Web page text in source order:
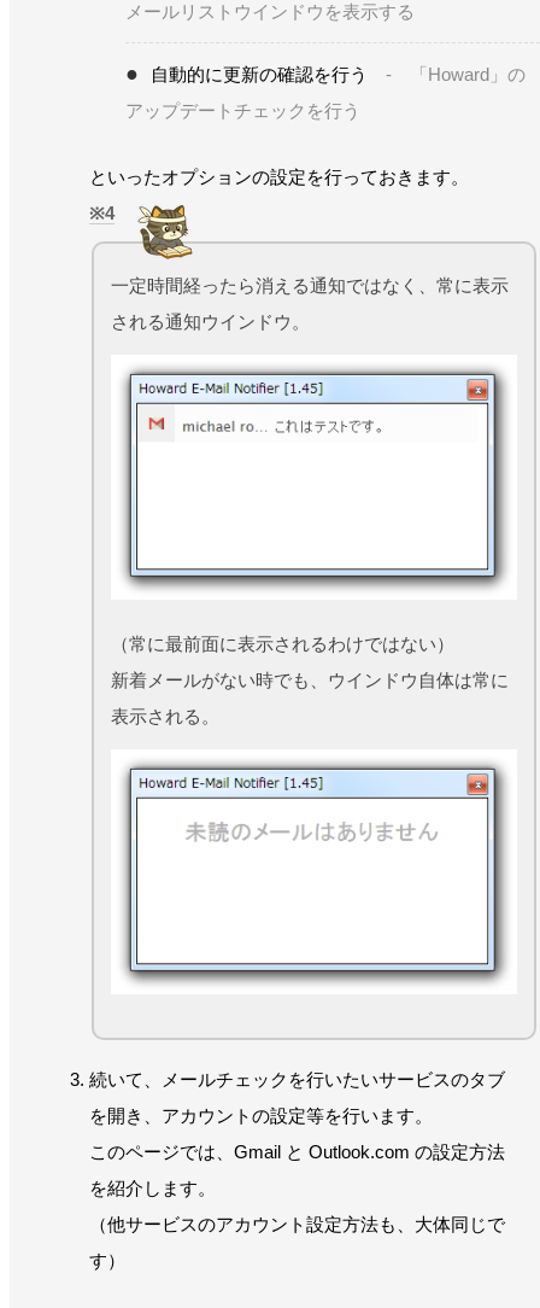
メールリストウインドウを表示する
自動的に更新の確認を行う - 「Howard」の
アップデートチェックを行う
といったオプションの設定を行っておきます。
4
一定時間経ったら消える通知ではなく、常に表示
される通知ウインドウ。
（常に最前面に表示されるわけではない）
新着メールがない時でも、ウインドウ自体は常に
表示される。
続いて、メールチェックを行いたいサービスのタブ
を開き、アカウントの設定等を行います。
このページでは、Gmail と Outlook.com の設定方法
を紹介します。
（他サービスのアカウント設定方法も、大体同じで
す）